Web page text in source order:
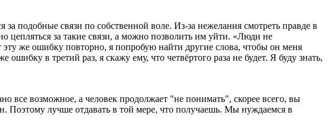
подобные связи по собственной воле. Из-за нежелания смотреть правде в
цепляться за такие связи, а можно позволить им уйти. «Люди не
же ошибку повторно, я попробую найти другие слова, чтобы он меня
в третий раз, я скажу ему, что четвёртого раза не будет. Я буду знать,
все возможное, а человек продолжает "не понимать", скорее всего, вы
Поэтому лучше отдавать в той мере, что получаешь. Мы нуждаемся в